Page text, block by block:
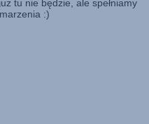
tu nie będzie, ale spełniamy
:)